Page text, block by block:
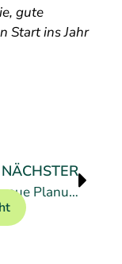
gute
Start ins Jahr
NÄCHSTER
Webinar neue Planungsübersicht